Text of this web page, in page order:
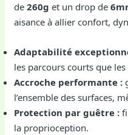
de260g et un drop de
aisance à allier confort,
Adaptabilité
les parcours courts que
Accroche performante :
l’ensemble des surfaces,
Protection par guêtre :
la proprioception.